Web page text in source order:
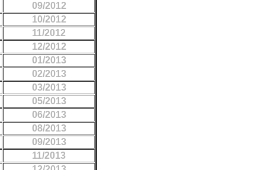
09/2012
10/2012
11/2012
12/2012
01/2013
02/2013
03/2013
05/2013
06/2013
08/2013
09/2013
11/2013